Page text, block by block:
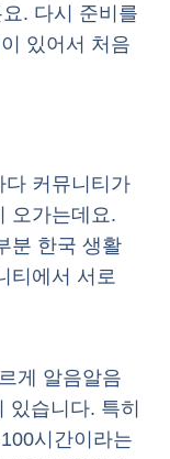
. 다시 준비를
있어서 처음
다 커뮤니티가
오가는데요.
분 한국 생활
티에서 서로
게 알음알음
있습니다. 특히
시간이라는